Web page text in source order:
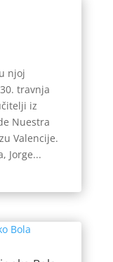
njoj
travnja
iz
Nuestra
Valencije.
Jorge...